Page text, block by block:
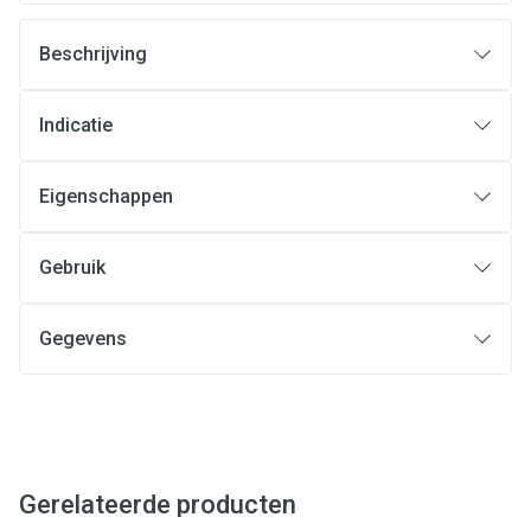
Beschrijving
Indicatie
Eigenschappen
Gebruik
Gegevens
Gerelateerde producten